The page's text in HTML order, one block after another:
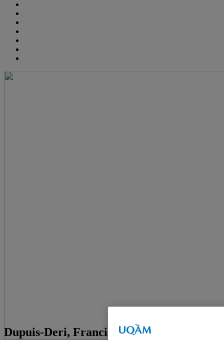
Dupuis-Deri, Francis. « Printemps érable